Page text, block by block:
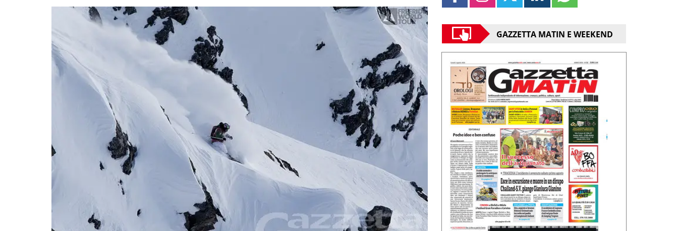
GAZZETTA MATIN E WEEKEND